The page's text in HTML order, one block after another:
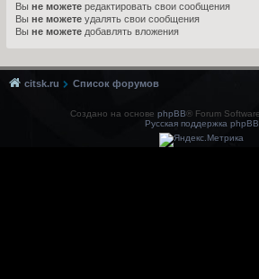
Вы не можете редактировать свои сообщения
Вы не можете удалять свои сообщения
Вы не можете добавлять вложения
citsk.ru Список форумов
Создано на основе phpBB® Forum
Русская поддержка phpBB